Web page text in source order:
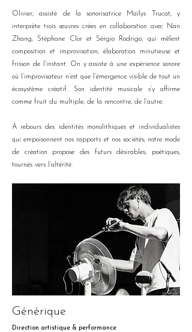
Olivier, assisté de la sonorisatrice Maïlys Trucat, y
interprète trois œuvres crées en collaboration avec Nan
Zhang, Stéphane Clor et Sérgio Rodrigo, qui mêlent
composition et improvisation, élaboration minutieuse et
frisson de l’instant. On y assiste à une expérience sonore
où l’improvisateur n’est que l’émergence visible de tout un
écosystème créatif. Son identité musicale s’y affirme
comme fruit du multiple, de la rencontre, de l’autre.
À rebours des identités monolithiques et individualistes
qui empoisonnent nos rapports et nos sociétés, notre mode
de création propose des futurs désirables, poétiques,
tournés vers l’altérité.
Générique
Direction artistique & performance